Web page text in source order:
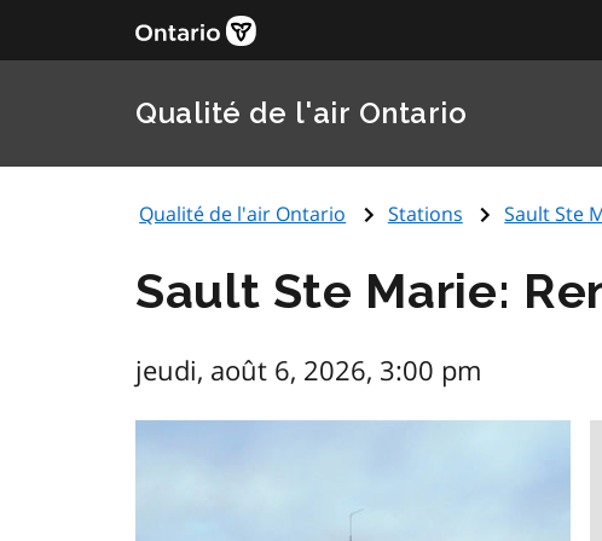
Qualité de l'air Ontario
Qualité de l'air Ontario Stations Sault Ste
Sault Ste Marie:
jeudi, août 6, 2026, 3:00 pm